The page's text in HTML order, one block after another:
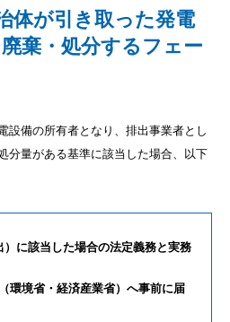
体が引き取った発電
棄・処分するフェー
設備の所有者となり、排出事業者とし
分量がある基準に該当した場合、以下
）に該当した場合の法定義務と実務
環境省・経済産業省）へ事前に届